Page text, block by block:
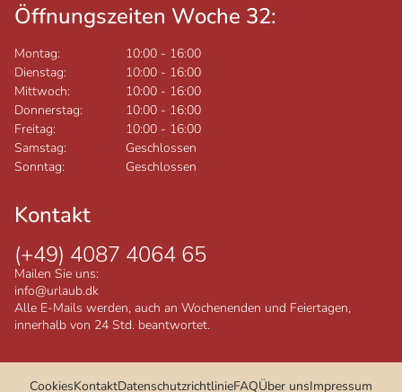
Öffnungszeiten Woche 32:
Montag: 10:00 - 16:00
Dienstag:
10:00 - 16:00
Mittwoch:
10:00 - 16:00
Donnerstag:
10:00 - 16:00
Freitag:
10:00 - 16:00
Samstag:
Geschlossen
Sonntag:
Geschlossen
Kontakt
(+49) 4087 4064 65
Mailen Sie uns:
info@urlaub.dk
Alle E-Mails werden, auch an Wochenenden und Feiertagen,
innerhalb von 24 Std. beantwortet.
CookiesKontaktDatenschutzrichtlinieFAQÜber unsImpressum